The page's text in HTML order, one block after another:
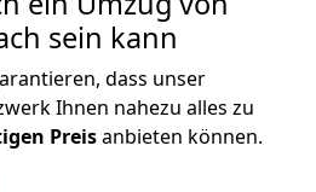
sein kann
dass unser
Ihnen nahezu alles zu
Preisanbieten können.